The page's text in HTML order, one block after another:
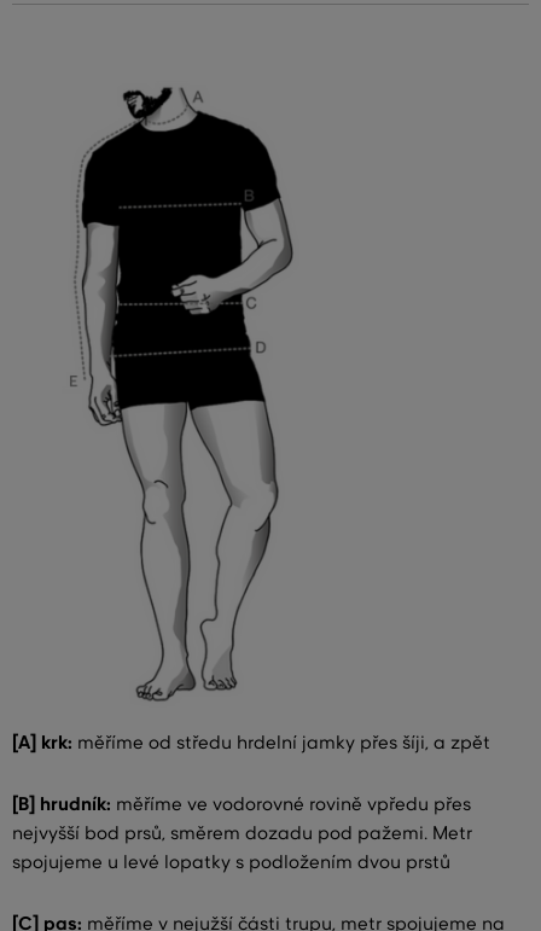
[A] krk: měříme od středu hrdelní jamky přes šíji, a zpět
[B] hrudník: měříme ve vodorovné rovině vpředu přes
nejvyšší bod prsů, směrem dozadu pod pažemi. Metr
spojujeme u levé lopatky s podložením dvou prstů
[C] pas: měříme v nejužší části trupu, metr spojujeme na